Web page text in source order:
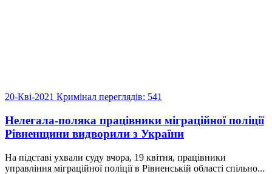
20-Кві-2021 Кримінал переглядів: 541
Нелегала-поляка працівники міграційної поліції
Рівненщини видворили з України
На підставі ухвали суду вчора, 19 квітня, працівники
управління міграційної поліції в Рівненській області спільно...